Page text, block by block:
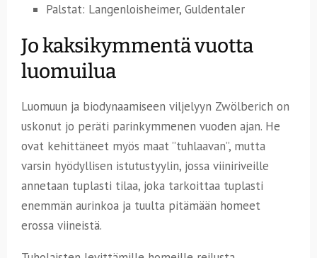
Palstat: Langenloisheimer, Guldentaler
Jo kaksikymmentä vuotta
luomuilua
Luomuun ja biodynaamiseen viljelyyn Zwölberich on
uskonut jo peräti parinkymmenen vuoden ajan. He
ovat kehittäneet myös maat ”tuhlaavan”, mutta
varsin hyödyllisen istutustyylin, jossa viiniriveille
annetaan tuplasti tilaa, joka tarkoittaa tuplasti
enemmän aurinkoa ja tuulta pitämään homeet
erossa viineistä.